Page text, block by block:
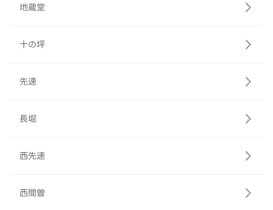
地蔵堂
十の坪
先速
長堀
西先速
西間曽